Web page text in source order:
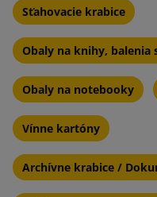
Sťahovacie krabice
Obaly na knihy,
Obaly na notebooky
Vínne kartóny
Archívne krabice /